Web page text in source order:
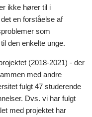
ikke hører til i
en forståelse af
som
den enkelte unge.
(2018-2021) - der
med andre
fulgt 47 studerende
Dvs. vi har fulgt
med projektet har